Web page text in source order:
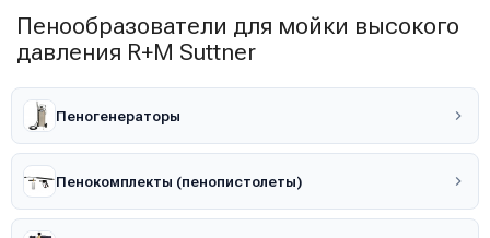
Пенообразователи для мойки высокого
давления R+M Suttner
Пеногенераторы
Пенокомплекты (пенопистолеты)